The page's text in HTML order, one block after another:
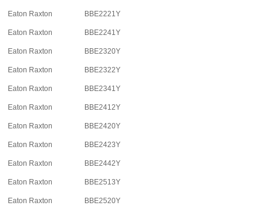
Eaton Raxton BBE2221Y
Eaton Raxton BBE2241Y
Eaton Raxton BBE2320Y
Eaton Raxton BBE2322Y
Eaton Raxton BBE2341Y
Eaton Raxton BBE2412Y
Eaton Raxton BBE2420Y
Eaton Raxton BBE2423Y
Eaton Raxton BBE2442Y
Eaton Raxton BBE2513Y
Eaton Raxton BBE2520Y